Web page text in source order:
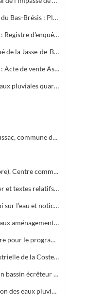
D.U.P. élargissement d'un tronçon du chemin du Bas-Brésis : Plans et estimation des dépenses
Déclassement des logements des instituteurs : Registre d'enquête publique, factures, annonces dans la presse
Déclassement d'un tronçon du chemin nommé de la Jasse-de-Bernard à la Bedosse : Factures, presse
Chemin de Redonnel et impasse de Redonnel : Acte de vente Association Syndicale Libre du lotissement la Colline de Redonnel et ville d'Alès
D.U.P. création d'un bassin de rétention des eaux pluviales quartier Saint- Etienne Est
Société Aluminium Péchiney. Bassin de Segoussac, commune de Rousson
E.U.R.L. Les Magnolias (gérant Claude Dhombre). Centre commercial Porte Sud : Contentieux
Digues d'Alès et Saint-Jean-du-Gard : Courrier et textes relatifs à la sécurité
BCEOM : Expertises hydrauliques, dossiers loi sur l'eau et notice d'incidence sur le territoire de la Communauté d'Agglomération du Grand Alès. Paiements
EKOS Ingénierie : Programme d'étude relatif aux aménagements hydrauliques sur le territoire de la Communauté d'Agglomération du Grand Alès. Pièces du marché
CEREG/SIEE/SCI : Mission de maîtrise d'oeuvre pour le programme d'urgence de protection contre les inondations. Paiements
Aménagements hydrauliques de la zone industrielle de la Coste la Vabreille (commune de Saint-Martin de Valgalgalgues)
Bassin versant du Bruèges. Aménagement d'un bassin écrêteur des crues. Déclaration
Construction du centre hospitalier : Evacuation des eaux pluviales. Dossier d'autorisation